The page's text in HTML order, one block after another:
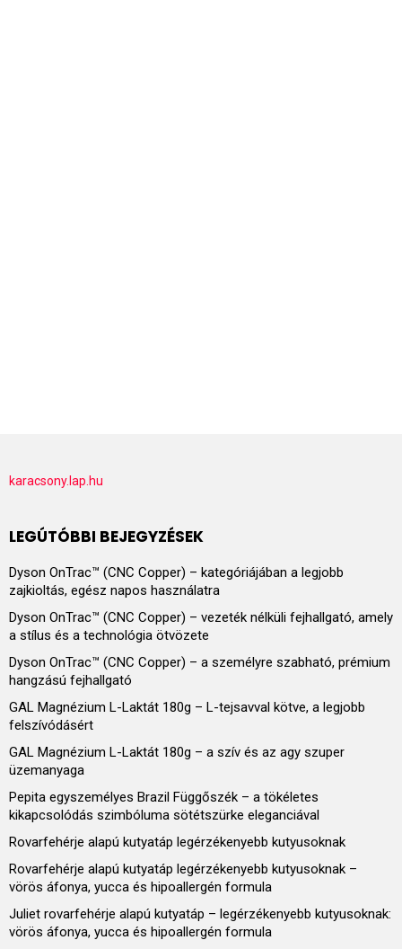
karacsony.lap.hu
LEGÚTÓBBI BEJEGYZÉSEK
Dyson OnTrac™ (CNC Copper) – kategóriájában a legjobb
zajkioltás, egész napos használatra
Dyson OnTrac™ (CNC Copper) – vezeték nélküli fejhallgató, amely
a stílus és a technológia ötvözete
Dyson OnTrac™ (CNC Copper) – a személyre szabható, prémium
hangzású fejhallgató
GAL Magnézium L-Laktát 180g – L-tejsavval kötve, a legjobb
felszívódásért
GAL Magnézium L-Laktát 180g – a szív és az agy szuper
üzemanyaga
Pepita egyszemélyes Brazil Függőszék – a tökéletes
kikapcsolódás szimbóluma sötétszürke eleganciával
Rovarfehérje alapú kutyatáp legérzékenyebb kutyusoknak
Rovarfehérje alapú kutyatáp legérzékenyebb kutyusoknak –
vörös áfonya, yucca és hipoallergén formula
Juliet rovarfehérje alapú kutyatáp – legérzékenyebb kutyusoknak:
vörös áfonya, yucca és hipoallergén formula